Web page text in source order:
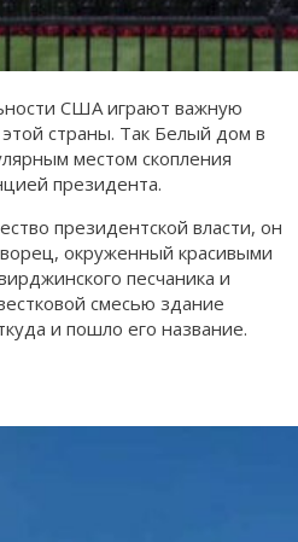
США играют важную
страны. Так Белый дом в
местом скопления
президента.
президентской власти, он
окруженный красивыми
песчаника и
смесью здание
и пошло его название.